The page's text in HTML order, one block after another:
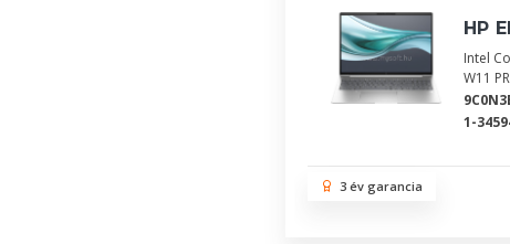
HP
Intel
W11
1-
3 év garancia